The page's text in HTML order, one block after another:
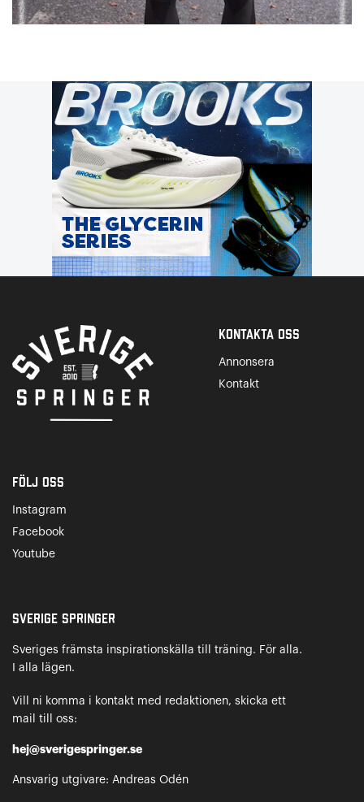
Kontakta Oss
Annonsera
Kontakt
Följ oss
Instagram
Facebook
Youtube
Sverige Springer
Sveriges främsta inspirationskälla till träning. För alla.
I alla lägen.
Vill ni komma i kontakt med redaktionen, skicka ett
mail till oss:
hej@sverigespringer.se
Ansvarig utgivare: Andreas Odén